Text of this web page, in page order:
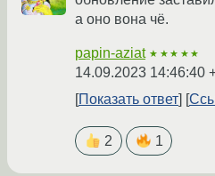
а оно вона чё.
papin-aziat ★★★★★
14.09.2023 14:46:40
Показать ответ
2 1